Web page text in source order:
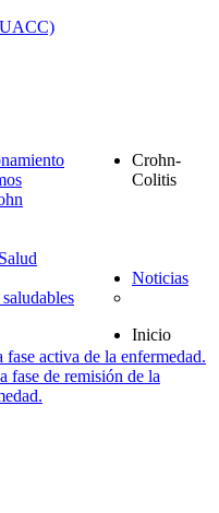
Crohn-
Colitis
fase activa de la enfermedad.
fase de remisión de la
Noticias
Inicio